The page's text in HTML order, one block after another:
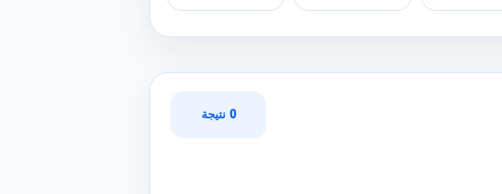
0 نتيجة